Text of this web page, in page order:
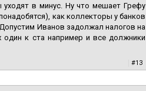
в минус. Ну что мешает Грефу
как коллекторы у банков
Иванов задолжал налогов на
один к ста например и все должники
#13